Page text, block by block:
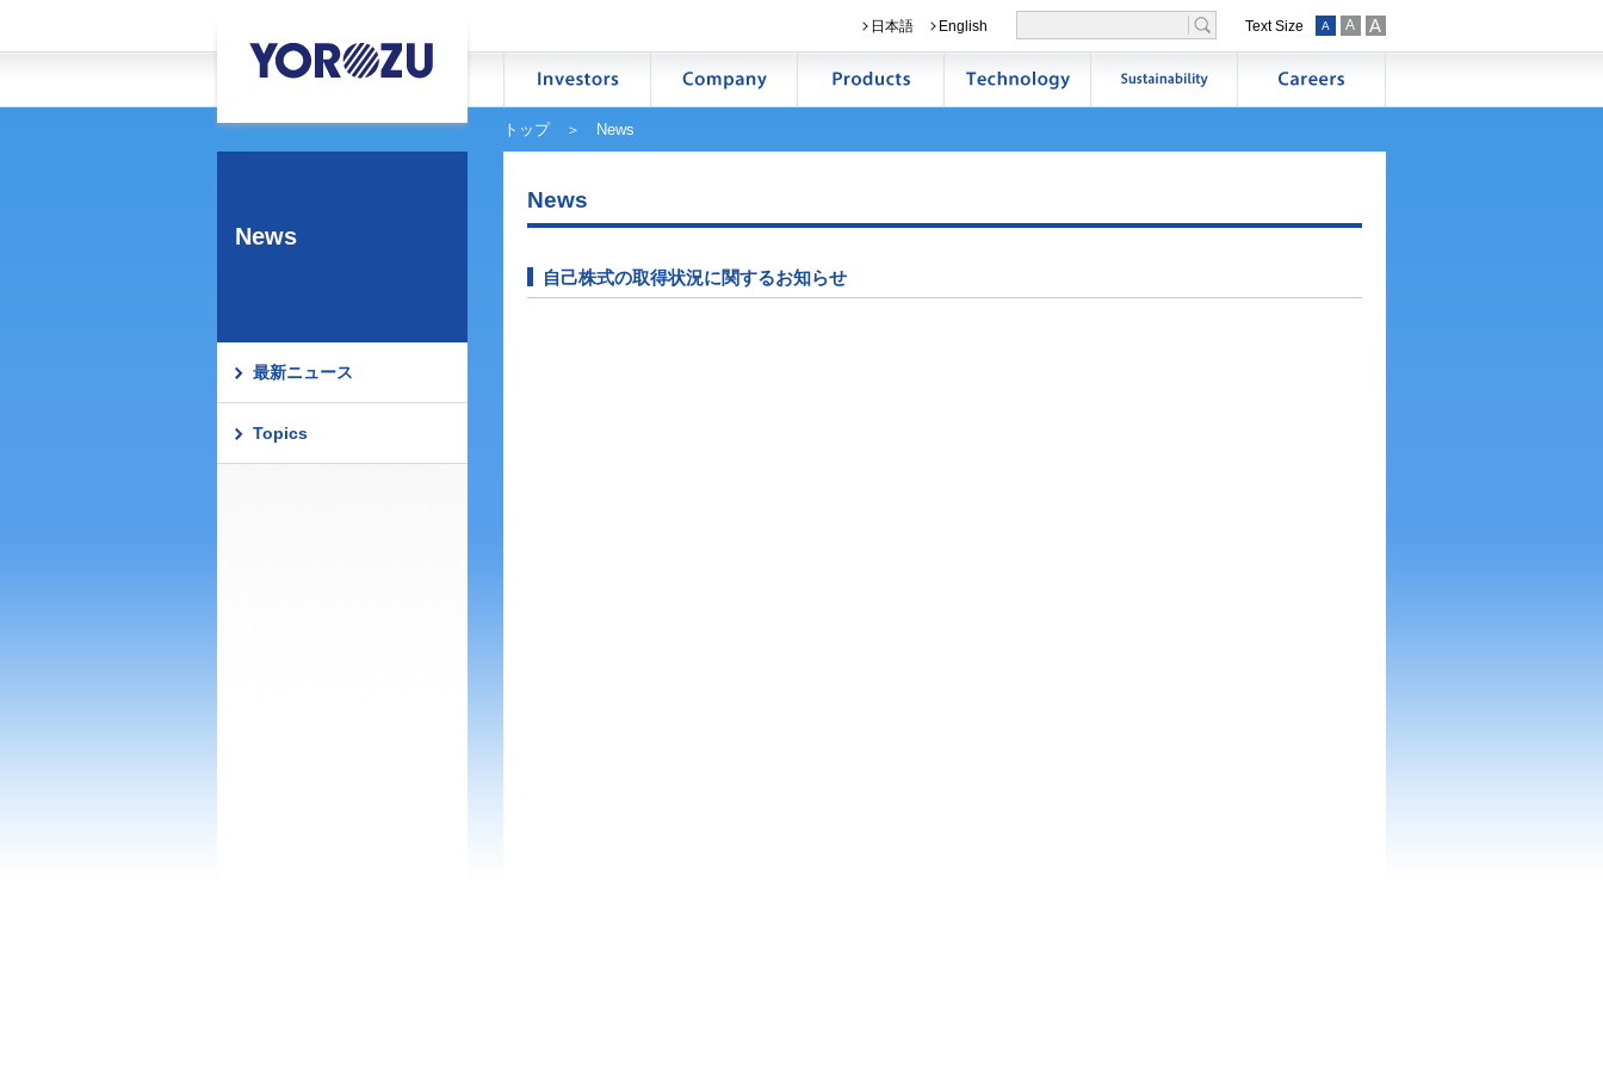
日本語 English Text Size A A A
トップ＞ News
News
最新ニュース
Topics
News
自己株式の取得状況に関するお知らせ